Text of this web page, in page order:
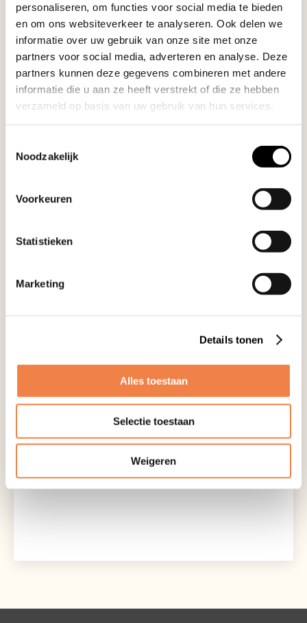
personaliseren, om functies voor social media te bieden
en om ons websiteverkeer te analyseren. Ook delen we
informatie over uw gebruik van onze site met onze
partners voor social media, adverteren en analyse. Deze
partners kunnen deze gegevens combineren met andere
informatie die u aan ze heeft verstrekt of die ze hebben
verzameld op basis van uw gebruik van hun services.
Noodzakelijk
Voorkeuren
Statistieken
Marketing
Details tonen
Alles toestaan
Selectie toestaan
Weigeren
Bel: 045 203 10 13
Contact & openingstijden
Eerste afspraak
Wij staan voor u klaar!